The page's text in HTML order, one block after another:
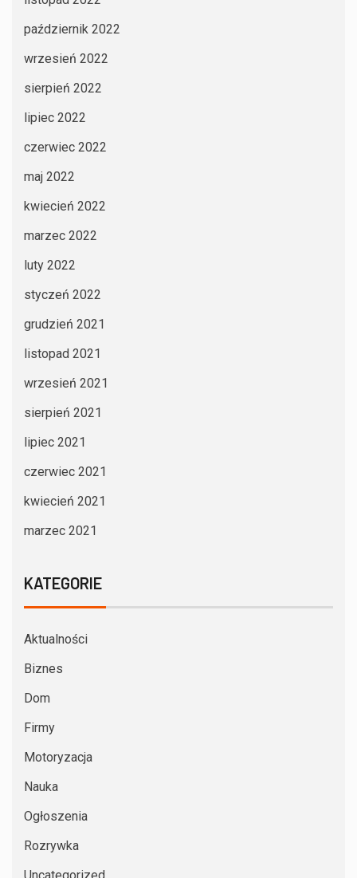
październik 2022
wrzesień 2022
sierpień 2022
lipiec 2022
czerwiec 2022
maj 2022
kwiecień 2022
marzec 2022
luty 2022
styczeń 2022
grudzień 2021
listopad 2021
wrzesień 2021
sierpień 2021
lipiec 2021
czerwiec 2021
kwiecień 2021
marzec 2021
KATEGORIE
Aktualności
Biznes
Dom
Firmy
Motoryzacja
Nauka
Ogłoszenia
Rozrywka